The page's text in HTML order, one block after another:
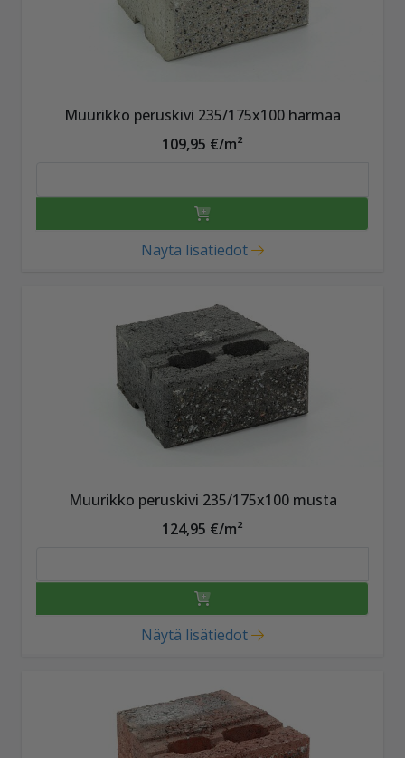
Muurikko peruskivi 235/175x100 harmaa
109,95 €/m²
Näytä lisätiedot
Muurikko peruskivi 235/175x100 musta
124,95 €/m²
Näytä lisätiedot